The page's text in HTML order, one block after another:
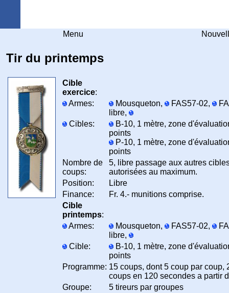
Menu
Tir du printemps
Cible
exercice:
Armes:
Mousqueton, FAS57-02,
libre,
Cibles:
B-10, 1 mètre, zone
points
P-10, 1 mètre, zone
points
Nombre de
coups:
5, libre passage aux autres
autorisées au maximum.
Position:
Libre
Finance:
Fr. 4.- munitions comprise.
Cible
printemps:
Armes:
Mousqueton, FAS57-02,
libre,
Cible:
B-10, 1 mètre, zone
points
Programme: 15 coups, dont 5 coup par coup,
coups en 120 secondes a partir
Groupe:
5 tireurs par groupes